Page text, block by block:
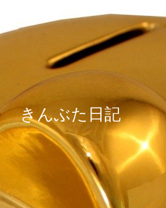
きんぶた日記